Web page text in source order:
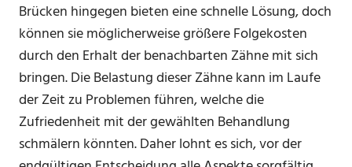
Brücken hingegen bieten eine schnelle Lösung, doch
können sie möglicherweise größere Folgekosten
durch den Erhalt der benachbarten Zähne mit sich
bringen. Die Belastung dieser Zähne kann im Laufe
der Zeit zu Problemen führen, welche die
Zufriedenheit mit der gewählten Behandlung
schmälern könnten. Daher lohnt es sich, vor der